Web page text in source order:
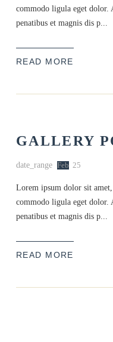
commodo ligula eget dolor.
penatibus et magnis dis p...
READ MORE
GALLERY
date_range Feb 25
Lorem ipsum dolor sit
commodo ligula eget dolor.
penatibus et magnis dis p...
READ MORE